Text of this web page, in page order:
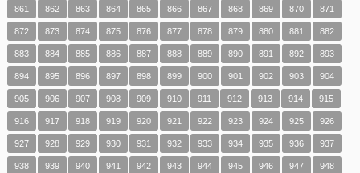
861 862 863 864 865 866 867 868 869 870 871
872 873 874 875 876 877 878 879 880 881 882
883 884 885 886 887 888 889 890 891 892 893
894 895 896 897 898 899 900 901 902 903 904
905 906 907 908 909 910 911 912 913 914 915
916 917 918 919 920 921 922 923 924 925 926
927 928 929 930 931 932 933 934 935 936 937
938 939 940 941 942 943 944 945 946 947 948